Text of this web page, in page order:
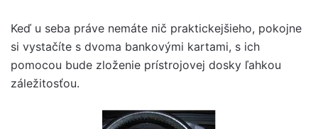
Keď u seba práve nemáte nič praktickejšieho, pokojne
si vystačíte s dvoma bankovými kartami, s ich
pomocou bude zloženie prístrojovej dosky ľahkou
záležitosťou.